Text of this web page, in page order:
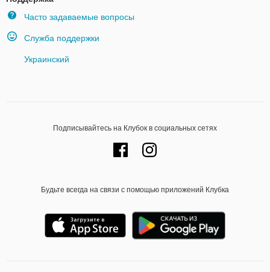
Часто задаваемые вопросы
Служба поддержки
Украинский
Подписывайтесь на Клубок в социальных сетях
Будьте всегда на связи с помощью приложений Клубка